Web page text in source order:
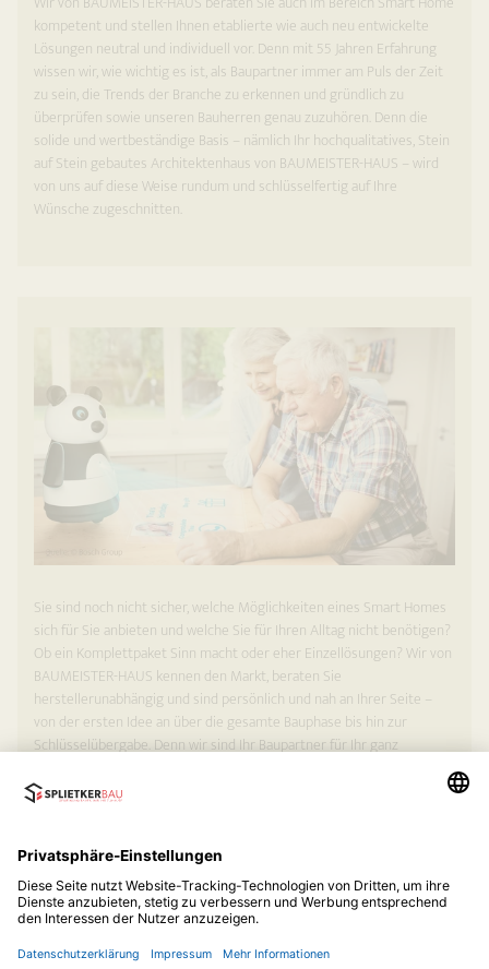
kompetent und stellen Ihnen etablierte wie auch neu entwickelte
Lösungen neutral und individuell vor. Denn mit 55 Jahren Erfahrung
wissen wir, wie wichtig es ist, als Baupartner immer am Puls der Zeit
zu sein, die Trends der Branche zu erkennen und gründlich zu
überprüfen sowie unseren Bauherren genau zuzuhören. Denn die
solide und wertbeständige Basis – nämlich Ihr hochqualitatives, Stein
auf Stein gebautes Architektenhaus von BAUMEISTER-HAUS – wird
von uns auf diese Weise rundum und schlüsselfertig auf Ihre
Wünsche zugeschnitten.
Sie sind noch nicht sicher, welche Möglichkeiten eines Smart Homes
sich für Sie anbieten und welche Sie für Ihren Alltag nicht benötigen?
Ob ein Komplettpaket Sinn macht oder eher Einzel­lösungen? Wir von
BAUMEISTER-HAUS kennen den Markt, beraten Sie
herstellerunabhängig und sind persönlich und nah an Ihrer Seite –
von der ersten Idee an über die gesamte Bauphase bis hin zur
Schlüsselübergabe. Denn wir sind Ihr Baupartner für Ihr ganz
Kostenloses Infomaterial anfordern »